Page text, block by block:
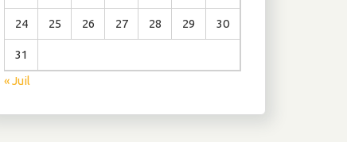
24 25 26 27 28 29 30
31
« Juil